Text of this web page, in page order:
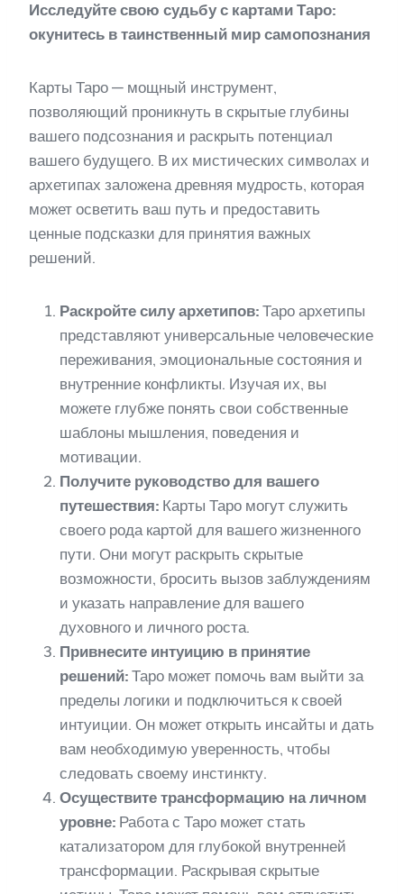
Исследуйте свою судьбу с картами Таро:
окунитесь в таинственный мир самопознания
Карты Таро — мощный инструмент,
позволяющий проникнуть в скрытые глубины
вашего подсознания и раскрыть потенциал
вашего будущего. В их мистических символах и
архетипах заложена древняя мудрость, которая
может осветить ваш путь и предоставить
ценные подсказки для принятия важных
решений.
Раскройте силу архетипов: Таро архетипы
представляют универсальные человеческие
переживания, эмоциональные состояния и
внутренние конфликты. Изучая их, вы
можете глубже понять свои собственные
шаблоны мышления, поведения и
мотивации.
Получите руководство для вашего
путешествия: Карты Таро могут служить
своего рода картой для вашего жизненного
пути. Они могут раскрыть скрытые
возможности, бросить вызов заблуждениям
и указать направление для вашего
духовного и личного роста.
Привнесите интуицию в принятие
решений: Таро может помочь вам выйти за
пределы логики и подключиться к своей
интуиции. Он может открыть инсайты и дать
вам необходимую уверенность, чтобы
следовать своему инстинкту.
Осуществите трансформацию на личном
уровне: Работа с Таро может стать
катализатором для глубокой внутренней
трансформации. Раскрывая скрытые